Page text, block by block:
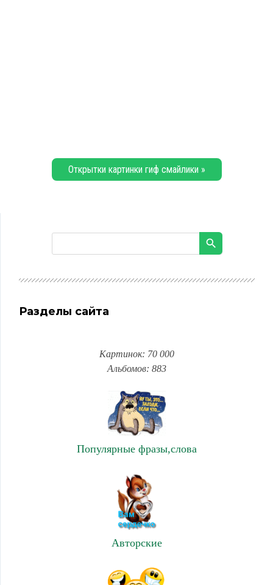
Открытки картинки гиф смайлики »
Разделы сайта
Картинок: 70 000
Альбомов: 883
Популярные фразы,слова
Авторские